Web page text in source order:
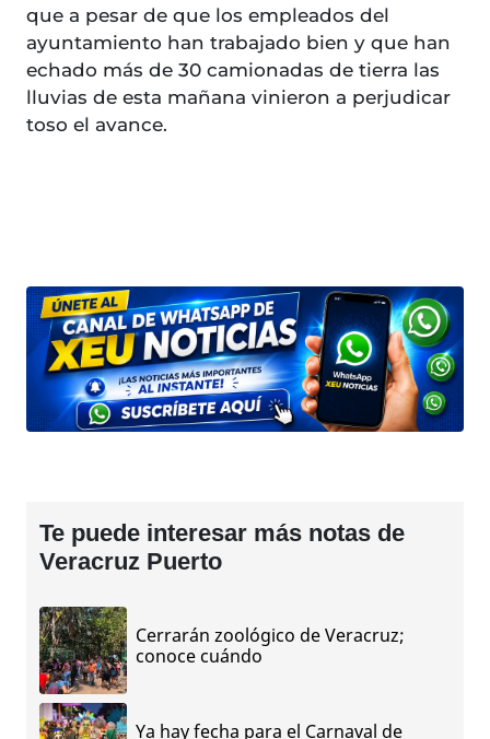
que a pesar de que los empleados del
ayuntamiento han trabajado bien y que han
echado más de 30 camionadas de tierra las
lluvias de esta mañana vinieron a perjudicar
toso el avance.
Te puede interesar más notas de
Veracruz Puerto
Cerrarán zoológico de Veracruz;
conoce cuándo
Ya hay fecha para el Carnaval de